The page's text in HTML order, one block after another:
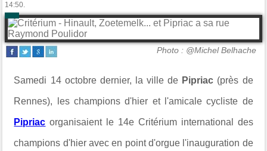
14:50.
Photo : @Michel Belhache
Samedi 14 octobre dernier, la ville de Pipriac (près de
Rennes), les champions d'hier et l'amicale cycliste de
Pipriac organisaient le 14e Critérium international des
champions d'hier avec en point d'orgue l'inauguration de